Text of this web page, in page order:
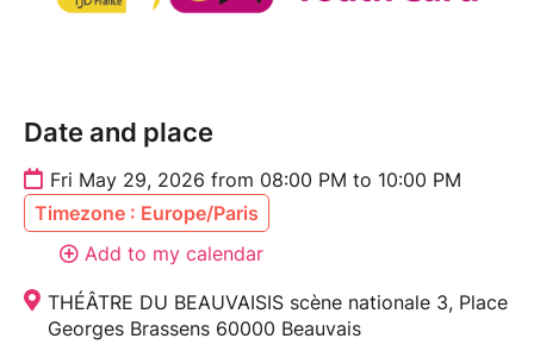
Date and place
Fri May 29, 2026 from 08:00 PM to 10:00 PM
Timezone : Europe/Paris
Add to my calendar
THÉÂTRE DU BEAUVAISIS scène nationale 3, Place
Georges Brassens 60000 Beauvais